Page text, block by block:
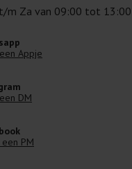
t/m Za van 09:00 tot 13:00
Appje
DM
PM